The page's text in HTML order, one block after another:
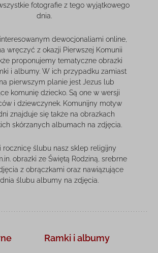
fotografie z tego wyjątkowego
dnia.
dewocjonaliami online,
wręczyć z okazji Pierwszej Komunii
proponujemy tematyczne obrazki
i albumy. W ich przypadku zamiast
pierwszym planie jest Jezus lub
komunię dziecko. Są one w wersji
i dziewczynek. Komunijny motyw
znajduje się także na obrazkach
skórzanych albumach na zdjęcia.
rocznicę ślubu nasz sklep religijny
obrazki ze Świętą Rodziną, srebrne
z obrączkami oraz nawiązujące
ślubu albumy na zdjęcia.
Ramki i albumy